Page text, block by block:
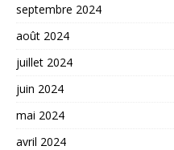
septembre 2024
août 2024
juillet 2024
juin 2024
mai 2024
avril 2024